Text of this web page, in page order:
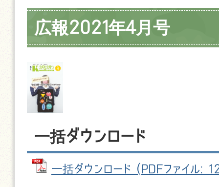
広報2021年4月号
一括ダウンロード
一括ダウンロード (PDFファイル: